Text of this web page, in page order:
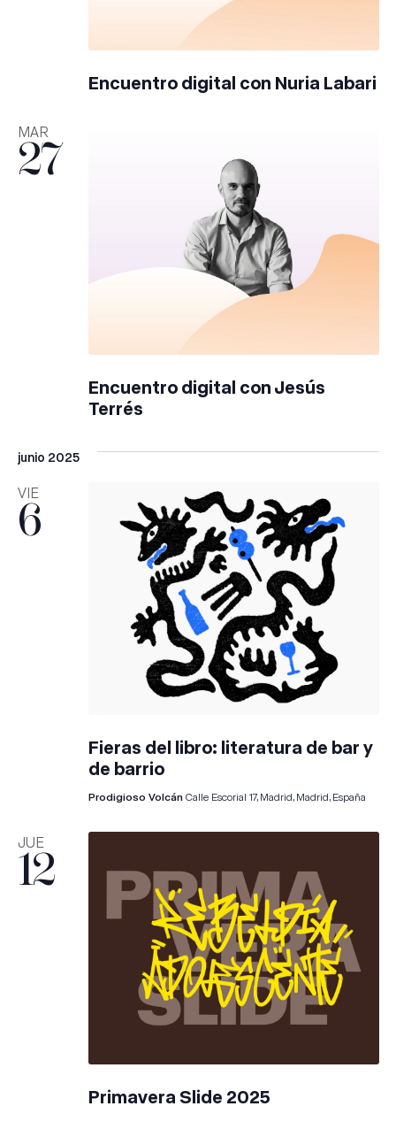
Encuentro digital con Nuria Labari
MAR
27
Encuentro digital con Jesús
Terrés
junio 2025
VIE
6
Fieras del libro: literatura de bar y
de barrio
Prodigioso Volcán Calle Escorial 17, Madrid, Madrid, España
JUE
12
Primavera Slide 2025